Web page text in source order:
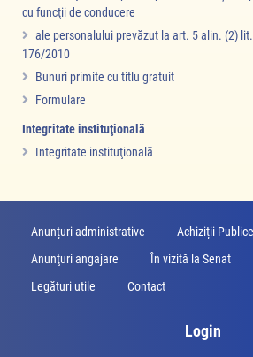
cu funcţii de conducere
ale personalului prevăzut la art. 5 alin. (2)
176/2010
Bunuri primite cu titlu gratuit
Formulare
Integritate instituţională
Integritate instituţională
Anunțuri administrative
Achiziții Publice
Anunţuri angajare
În vizită la Senat
Legături utile
Contact
Login